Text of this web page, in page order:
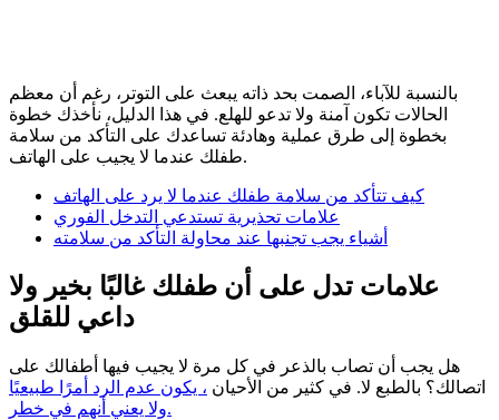
بالنسبة للآباء، الصمت بحد ذاته يبعث على التوتر، رغم أن معظم
الحالات تكون آمنة ولا تدعو للهلع. في هذا الدليل، نأخذك خطوة
بخطوة إلى طرق عملية وهادئة تساعدك على التأكد من سلامة
طفلك عندما لا يجيب على الهاتف.
كيف تتأكد من سلامة طفلك عندما لا يرد على الهاتف
علامات تحذيرية تستدعي التدخل الفوري
أشياء يجب تجنبها عند محاولة التأكد من سلامته
علامات تدل على أن طفلك غالبًا بخير ولا
داعي للقلق
هل يجب أن تصاب بالذعر في كل مرة لا يجيب فيها أطفالك على
اتصالك؟ بالطبع لا. في كثير من الأحيان ، يكون عدم الرد أمرًا طبيعيًا
ولا يعني أنهم في خطر.